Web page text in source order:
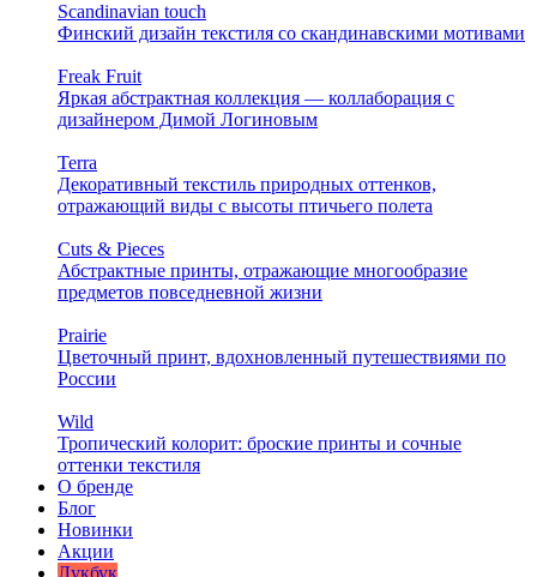
Scandinavian touch
Финский дизайн текстиля со скандинавскими мотивами
Freak Fruit
Яркая абстрактная коллекция — коллаборация с
дизайнером Димой Логиновым
Terra
Декоративный текстиль природных оттенков,
отражающий виды с высоты птичьего полета
Cuts & Pieces
Абстрактные принты, отражающие многообразие
предметов повседневной жизни
Prairie
Цветочный принт, вдохновленный путешествиями по
России
Wild
Тропический колорит: броские принты и сочные
оттенки текстиля
О бренде
Блог
Новинки
Акции
Лукбук